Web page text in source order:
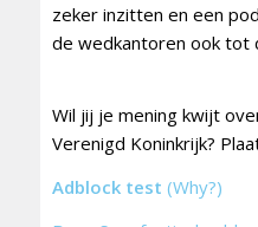
zeker inzitten en een
de wedkantoren ook tot
Wil jij je mening kwijt
Verenigd Koninkrijk?
Adblock test (Why?)